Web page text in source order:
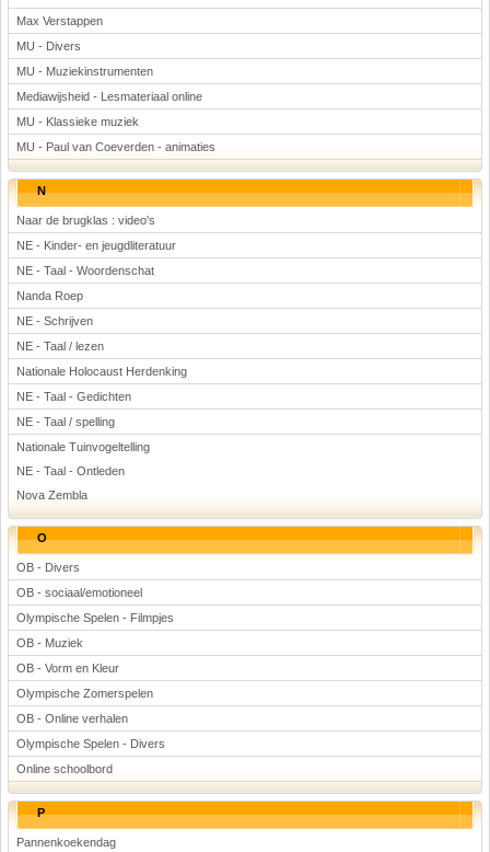
Max Verstappen
MU - Divers
MU - Muziekinstrumenten
Mediawijsheid - Lesmateriaal online
MU - Klassieke muziek
MU - Paul van Coeverden - animaties
N
Naar de brugklas : video's
NE - Kinder- en jeugdliteratuur
NE - Taal - Woordenschat
Nanda Roep
NE - Schrijven
NE - Taal / lezen
Nationale Holocaust Herdenking
NE - Taal - Gedichten
NE - Taal / spelling
Nationale Tuinvogeltelling
NE - Taal - Ontleden
Nova Zembla
O
OB - Divers
OB - sociaal/emotioneel
Olympische Spelen - Filmpjes
OB - Muziek
OB - Vorm en Kleur
Olympische Zomerspelen
OB - Online verhalen
Olympische Spelen - Divers
Online schoolbord
P
Pannenkoekendag